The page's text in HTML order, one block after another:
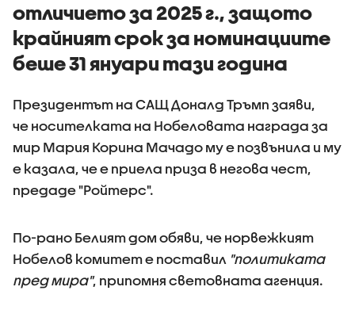
отличието за 2025 г., защото
крайният срок за номинациите
беше 31 януари тази година
Президентът на САЩ Доналд Тръмп заяви,
че носителката на Нобеловата награда за
мир Мария Корина Мачадо му е позвънила и му
е казала, че е приела приза в негова чест,
предаде "Ройтерс".
По-рано Белият дом обяви, че норвежкият
Нобелов комитет е поставил "политиката
пред мира", припомня световната агенция.